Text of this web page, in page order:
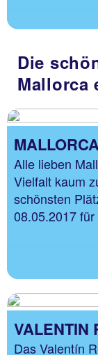
Die
Mallorca
Alle lieben
Vielfalt kaum
schönsten
08.05.2017
VALENTIN
Das Valentín